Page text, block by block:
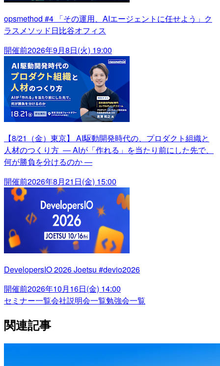
opsmethod #4 「その運用、AIエージェントに任せよう」ク
ラスメソッド日比谷オフィス
開催前2026年9月8日(火) 19:00
【8/21（金）東京】 AI駆動開発時代の、プロダクト組織と
人材のつくり方 ― AIが「作れる」を当たり前にした先で、
何が勝負を分けるのか ―
開催前2026年8月21日(金) 15:00
DevelopersIO 2026 Joetsu #devio2026
開催前2026年10月16日(金) 14:00
セミナー一覧会社説明会一覧勉強会一覧
関連記事